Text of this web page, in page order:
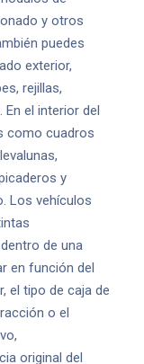
y otros
puedes
exterior,
rejillas,
el interior del
como cuadros
y
Los vehículos
de una
en función del
el tipo de caja de
o el
original del